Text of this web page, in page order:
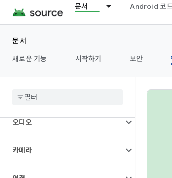
문서 Android 코
문서
새로운 기능
시작하기 보안
아키텍처
오디오
카메라